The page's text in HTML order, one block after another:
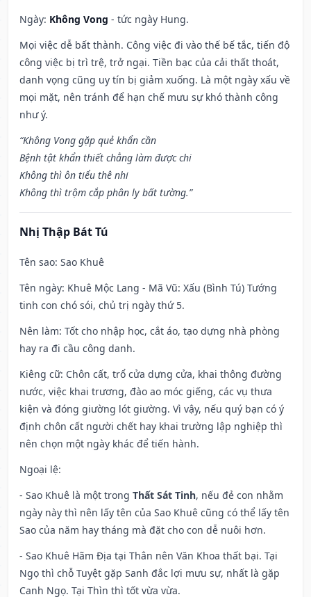
Ngày: Không Vong - tức ngày Hung.
Mọi việc dễ bất thành. Công việc đi vào thế bế tắc, tiến độ
công việc bị trì trệ, trở ngại. Tiền bạc của cải thất thoát,
danh vọng cũng uy tín bị giảm xuống. Là một ngày xấu về
mọi mặt, nên tránh để hạn chế mưu sự khó thành công
như ý.
“Không Vong gặp quẻ khẩn cần
Bệnh tật khẩn thiết chẳng làm được chi
Không thì ôn tiểu thê nhi
Không thì trộm cắp phân ly bất tường.”
Nhị Thập Bát Tú
Tên sao: Sao Khuê
Tên ngày: Khuê Mộc Lang - Mã Vũ: Xấu (Bình Tú) Tướng
tinh con chó sói, chủ trị ngày thứ 5.
Nên làm: Tốt cho nhập học, cắt áo, tạo dựng nhà phòng
hay ra đi cầu công danh.
Kiêng cữ: Chôn cất, trổ cửa dựng cửa, khai thông đường
nước, việc khai trương, đào ao móc giếng, các vụ thưa
kiện và đóng giường lót giường. Vì vậy, nếu quý bạn có ý
định chôn cất người chết hay khai trường lập nghiệp thì
nên chọn một ngày khác để tiến hành.
Ngoại lệ:
- Sao Khuê là một trong Thất Sát Tinh, nếu đẻ con nhằm
ngày này thì nên lấy tên của Sao Khuê cũng có thể lấy tên
Sao của năm hay tháng mà đặt cho con dễ nuôi hơn.
- Sao Khuê Hãm Địa tại Thân nên Văn Khoa thất bại. Tại
Ngọ thì chỗ Tuyệt gặp Sanh đắc lợi mưu sự, nhất là gặp
Canh Ngọ. Tại Thìn thì tốt vừa vừa.